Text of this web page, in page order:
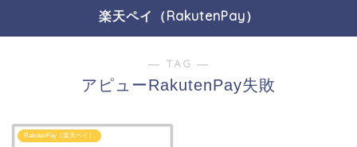
楽天ペイ（RakutenPay）
― TAG ―
アピューRakutenPay失敗
RakutenPay（楽天ペイ）